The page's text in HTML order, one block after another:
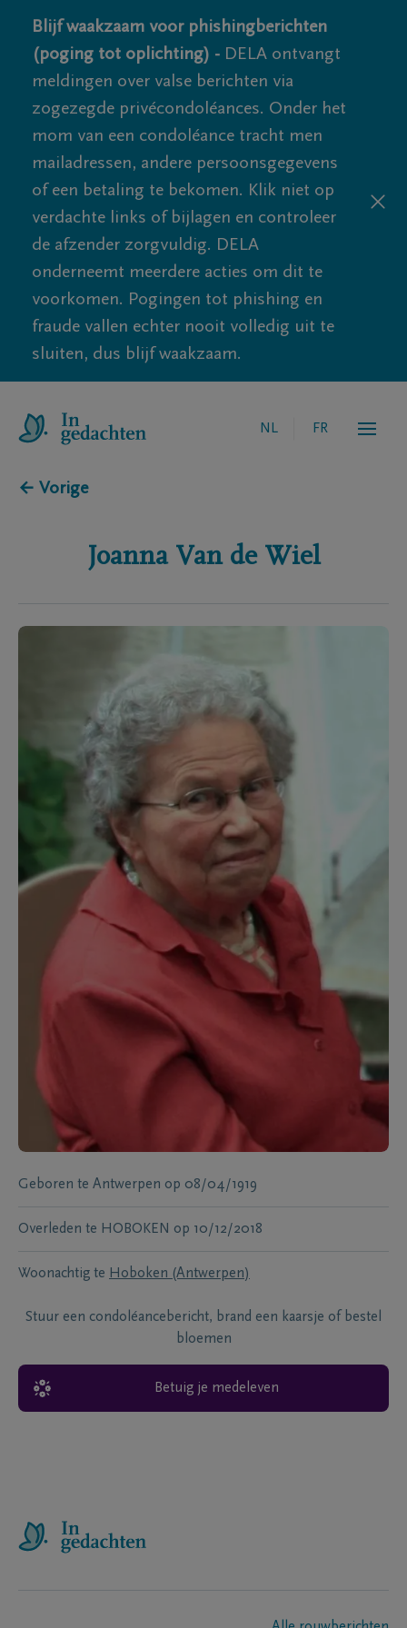
Blijf waakzaam voor phishingberichten
(poging tot oplichting) - DELA ontvangt
meldingen over valse berichten via
zogezegde privécondoléances. Onder het
mom van een condoléance tracht men
mailadressen, andere persoonsgegevens
of een betaling te bekomen. Klik niet op
verdachte links of bijlagen en controleer
de afzender zorgvuldig. DELA
onderneemt meerdere acties om dit te
voorkomen. Pogingen tot phishing en
fraude vallen echter nooit volledig uit te
sluiten, dus blijf waakzaam.
NL FR
← Vorige
Joanna Van de Wiel
Geboren te Antwerpen op 08/04/1919
Overleden te HOBOKEN op 10/12/2018
Woonachtig te Hoboken (Antwerpen)
Stuur een condoléancebericht, brand een kaarsje of bestel
bloemen
Betuig je medeleven